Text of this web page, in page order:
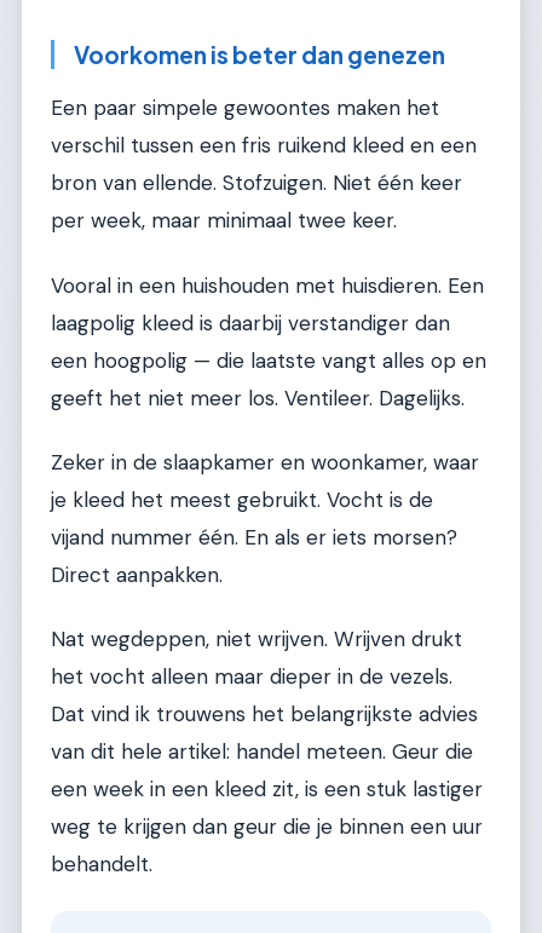
Voorkomen is beter dan genezen
Een paar simpele gewoontes maken het
verschil tussen een fris ruikend kleed en een
bron van ellende. Stofzuigen. Niet één keer
per week, maar minimaal twee keer.
Vooral in een huishouden met huisdieren. Een
laagpolig kleed is daarbij verstandiger dan
een hoogpolig — die laatste vangt alles op en
geeft het niet meer los. Ventileer. Dagelijks.
Zeker in de slaapkamer en woonkamer, waar
je kleed het meest gebruikt. Vocht is de
vijand nummer één. En als er iets morsen?
Direct aanpakken.
Nat wegdeppen, niet wrijven. Wrijven drukt
het vocht alleen maar dieper in de vezels.
Dat vind ik trouwens het belangrijkste advies
van dit hele artikel: handel meteen. Geur die
een week in een kleed zit, is een stuk lastiger
weg te krijgen dan geur die je binnen een uur
behandelt.